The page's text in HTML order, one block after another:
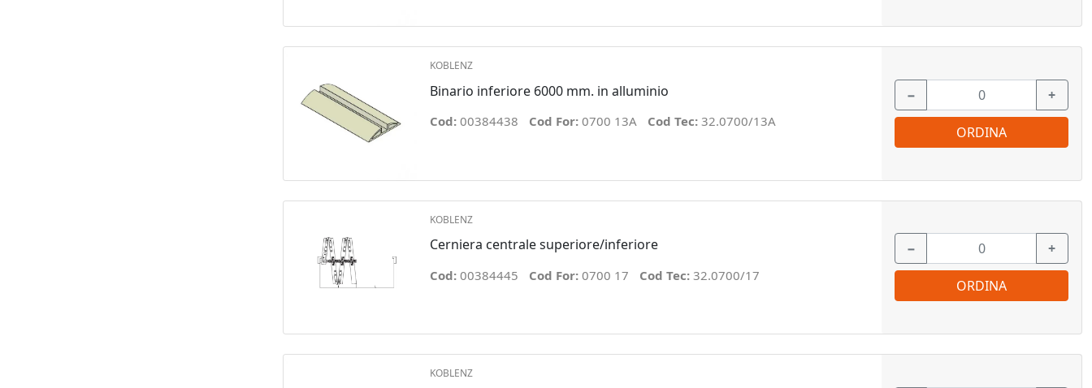
KOBLENZ
Binario inferiore 6000 mm. in alluminio
Cod: 00384438 Cod For: 0700 13A Cod Tec: 32.0700/13A
− +
ORDINA
KOBLENZ
Cerniera centrale superiore/inferiore
Cod: 00384445 Cod For: 0700 17 Cod Tec: 32.0700/17
− +
ORDINA
KOBLENZ